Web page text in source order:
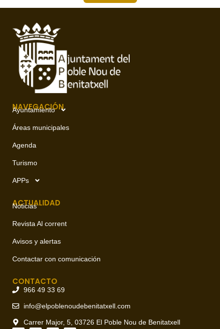
NAVEGACIÓN
Ayuntamiento
Áreas municipales
Agenda
Turismo
APPs
ACTUALIDAD
Noticias
Revista Al corrent
Avisos y alertas
Contactar con comunicación
CONTACTO
966 49 33 69
info@elpoblenoudebenitatxell.com
Carrer Major, 5, 03726 El Poble Nou de Benitatxell